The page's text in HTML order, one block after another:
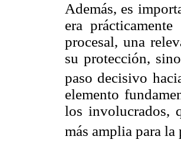
Además, es
era
procesal, una
su protección,
paso decisivo
elemento
los involucrados,
más amplia para la